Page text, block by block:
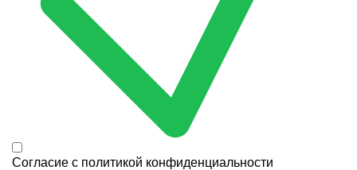
Согласие с политикой конфиденциальности